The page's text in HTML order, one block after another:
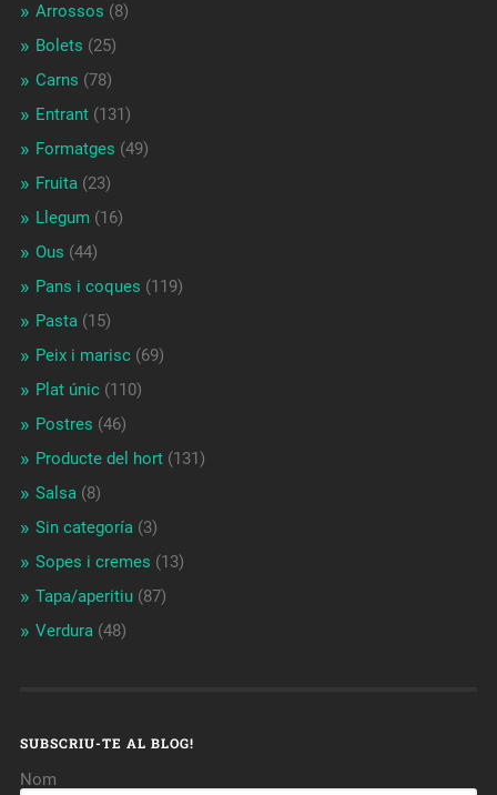
Arrossos (8)
Bolets (25)
Carns (78)
Entrant(131)
Formatges (49)
Fruita(23)
Llegum (16)
Ous (44)
Pans i coques (119)
Pasta(15)
Peix i marisc(69)
Plat únic(110)
Postres (46)
Producte del hort(131)
Salsa(8)
Sin categoría(3)
Sopes i cremes (13)
Tapa/aperitiu(87)
Verdura(48)
SUBSCRIU-TE AL BLOG!
Nom